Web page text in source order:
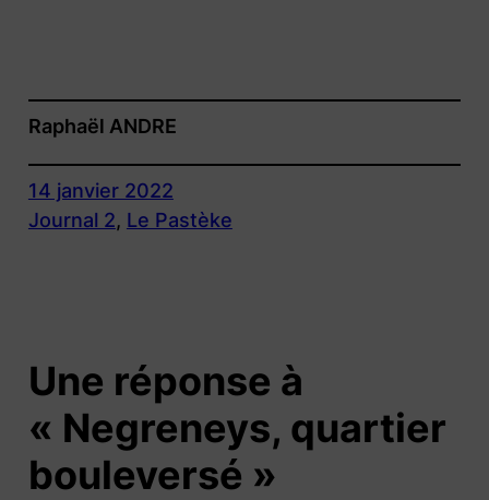
Raphaël ANDRE
14 janvier 2022
Journal 2, Le Pastèke
Une réponse à
« Negreneys, quartier
bouleversé »